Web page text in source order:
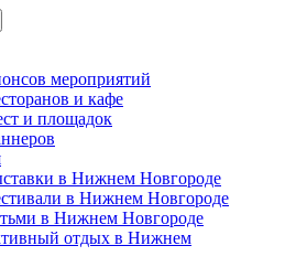
мероприятий
и кафе
и площадок
в Нижнем Новгороде
в Нижнем Новгороде
в Нижнем Новгороде
отдых в Нижнем